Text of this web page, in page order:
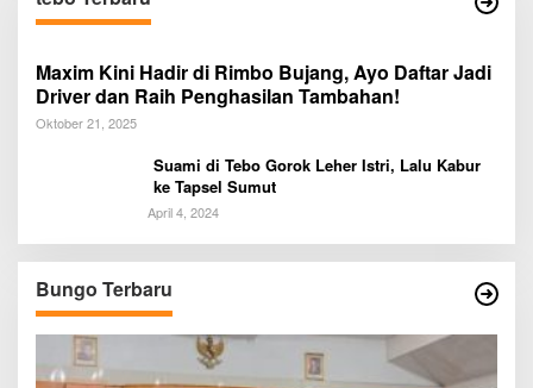
Maxim Kini Hadir di Rimbo Bujang, Ayo Daftar Jadi
Driver dan Raih Penghasilan Tambahan!
Oktober 21, 2025
Suami di Tebo Gorok Leher Istri, Lalu Kabur
ke Tapsel Sumut
April 4, 2024
Bungo Terbaru